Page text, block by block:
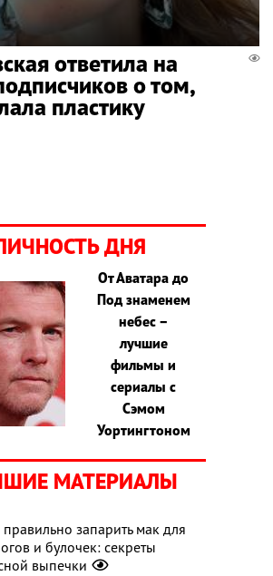
ответила на
о том,
пластику
ДНЯ
От Аватара до
Под знаменем
небес –
лучшие
фильмы и
сериалы с
Сэмом
Уортингтоном
МАТЕРИАЛЫ
запарить мак для
и булочек: секреты
выпечки